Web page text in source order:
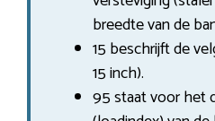
breedte van de
15 beschrijft de
15 inch).
95 staat voor het